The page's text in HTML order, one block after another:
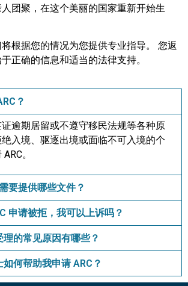
团聚，在这个美丽的国家重新开始生
根据您的情况为您提供专业指导。 您返
正确的信息和适当的法律支持。
？
逾期居留或不遵守移民法规等各种原
入境、驱逐出境或面临不可入境的个
。
要提供哪些文件？
申请被拒，我可以上诉吗？
理的常见原因有哪些？
何帮助我申请 ARC？